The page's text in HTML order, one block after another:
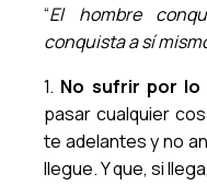
“El hombre
conquista a sí
1. No sufrir por
pasar cualquier
te adelantes y no
llegue. Y que, si